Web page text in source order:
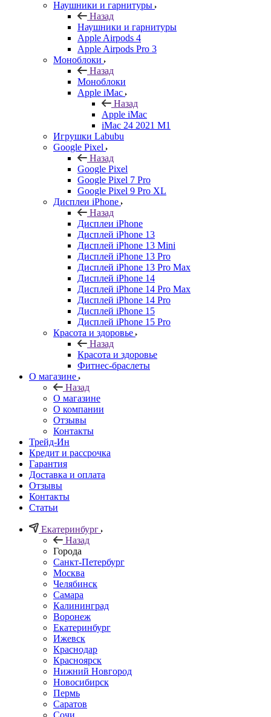
Наушники и гарнитуры
Назад
Наушники и гарнитуры
Apple Airpods 4
Apple Airpods Pro 3
Моноблоки
Назад
Моноблоки
Apple iMac
Назад
Apple iMac
iMac 24 2021 M1
Игрушки Labubu
Google Pixel
Назад
Google Pixel
Google Pixel 7 Pro
Google Pixel 9 Pro XL
Дисплеи iPhone
Назад
Дисплеи iPhone
Дисплей iPhone 13
Дисплей iPhone 13 Mini
Дисплей iPhone 13 Pro
Дисплей iPhone 13 Pro Max
Дисплей iPhone 14
Дисплей iPhone 14 Pro Max
Дисплей iPhone 14 Pro
Дисплей iPhone 15
Дисплей iPhone 15 Pro
Красота и здоровье
Назад
Красота и здоровье
Фитнес-браслеты
О магазине
Назад
О магазине
О компании
Отзывы
Контакты
Трейд-Ин
Кредит и рассрочка
Гарантия
Доставка и оплата
Отзывы
Контакты
Статьи
Екатеринбург
Назад
Города
Санкт-Петербург
Москва
Челябинск
Самара
Калининград
Воронеж
Екатеринбург
Ижевск
Краснодар
Красноярск
Нижний Новгород
Новосибирск
Пермь
Саратов
Сочи